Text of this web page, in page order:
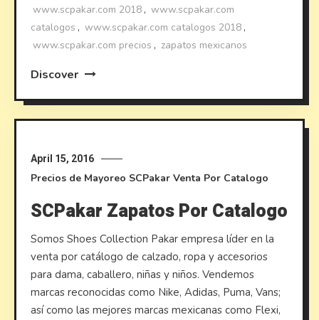
www.scpakar.com 2018 , www.scpakar.com
catalogos , www.scpakar.com catalogos 2018 ,
www.scpakar.com precios , zapatos mexicanos
Discover
April 15, 2016
Precios de Mayoreo SCPakar Venta Por Catalogo
SCPakar Zapatos Por Catalogo
Somos Shoes Collection Pakar empresa líder en la
venta por catálogo de calzado, ropa y accesorios
para dama, caballero, niñas y niños. Vendemos
marcas reconocidas como Nike, Adidas, Puma, Vans;
así como las mejores marcas mexicanas como Flexi,